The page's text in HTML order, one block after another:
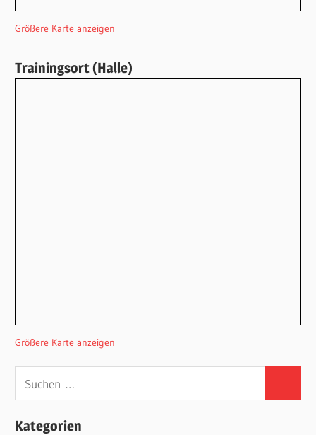
Größere Karte anzeigen
Trainingsort (Halle)
Größere Karte anzeigen
nach:
Kategorien